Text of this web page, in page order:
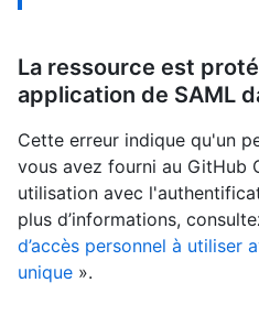
La ressource est
application de SAML
Cette erreur indique qu'un
vous avez fourni au GitHub
utilisation avec
plus d’informations,
d’accès personnel à utiliser
unique ».